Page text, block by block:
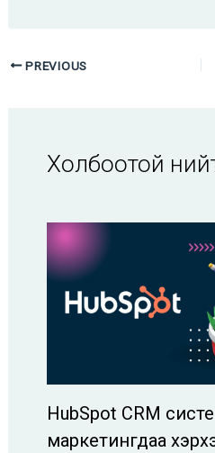
PREVIOUS
Холбоотой
HubSpot CRM
маркетингдаа